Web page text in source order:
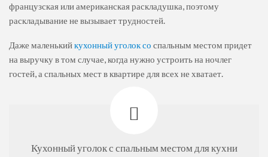
французская или американская раскладушка, поэтому
раскладывание не вызывает трудностей.
Даже маленькийкухонный уголок со спальным местом придет
на выручку в том случае, когда нужно устроить на ночлег
гостей, а спальных мест в квартире для всех не хватает.
Кухонный уголок с спальным местом для кухни